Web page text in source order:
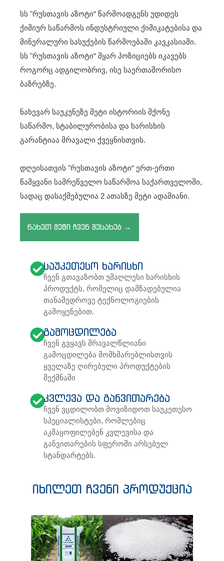
სს "რუსთავის აზოტი“ წარმოადგენს უდიდეს
ქიმიურ საწარმოს ინდუსტრიული ქიმიკატებისა და
მინერალური სასუქების წარმოებაში კავკასიაში.
სს "რუსთავის აზოტი“ მყარ პოზიციებს იკავებს
როგორც ადგილობრივ, ისე საერთაშორისო
ბაზრებზე.
ნახევარ საუკუნეზე მეტი ისტორიის მქონე
საწარმო, სტაბილურობისა და ხარისხის
გარანტიაა მრავალი ქვეყნისთვის.
დღეისათვის "რუსთავის აზოტი“ ერთ-ერთი
წამყვანი სამრეწველო საწარმოა საქართველოში,
სადაც დასაქმებულია 2 ათასზე მეტი ადამიანი.
ნახეთ მეტი ჩვენ შესახებ →
საუკეთესო ხარისხი
ჩვენ გთავაზობთ უმაღლესი ხარისხის
პროდუქტს, რომელიც დამზადებულია
თანამედროვე ტექნოლოგიების
გამოყენებით.
გამოცდილება
ჩვენ გვყავს მრავალწლიანი
გამოცდილება მომხმარებლისთვის
ყველაზე ღირებული პროდუქტების
შექმნაში
კვლევა და განვითარება
ჩვენ ვცდილობთ მოვიზიდოთ საუკეთესო
სპეციალისტები, რომლებიც
აკმაყოფილებენ კვლევისა და
განვითარების სფეროში არსებულ
სტანდარტებს.
იხილეთ ჩვენი პროდუქცია